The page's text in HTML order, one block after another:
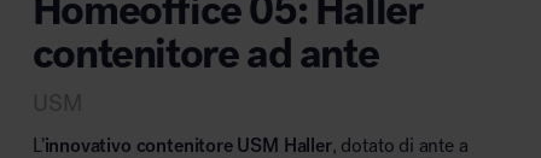
Area lounge e attesa
contenitore ad ante
USM
L’innovativo contenitore USM Haller, dotato di ante a